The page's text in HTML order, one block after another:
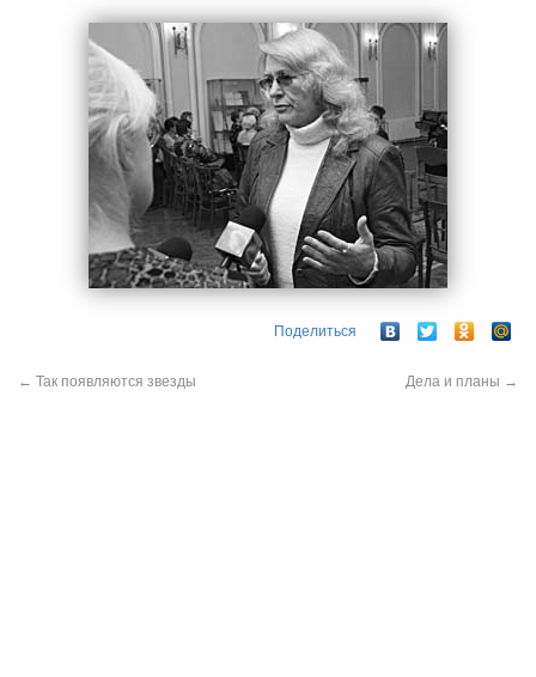
Поделиться
← Так появляются звезды Дела и планы →